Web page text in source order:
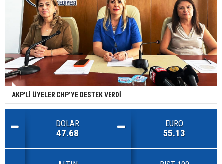
AKP'Lİ ÜYELER CHP’YE DESTEK VERDİ
DOLAR
47.68
EURO
55.13